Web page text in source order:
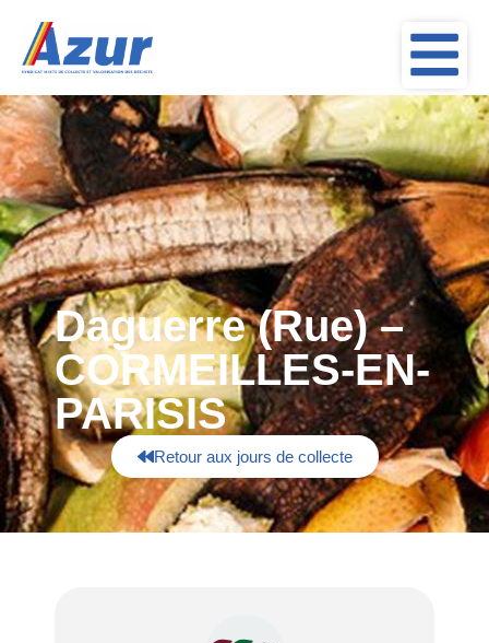
Retour aux jours de collecte
Daguerre (Rue) –
CORMEILLES-EN-
PARISIS